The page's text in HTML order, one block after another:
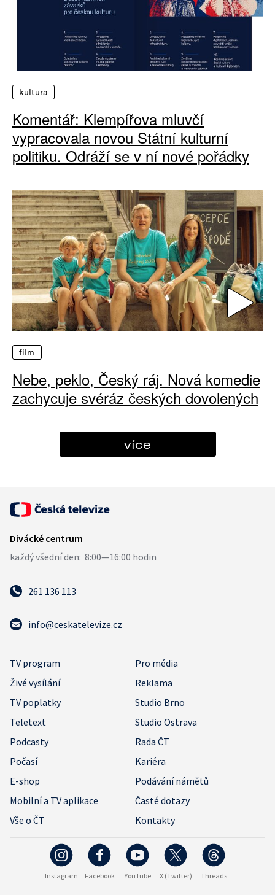
kultura
Komentář: Klempířova mluvčí
vypracovala novou Státní kulturní
politiku. Odráží se v ní nové pořádky
film
Nebe, peklo, Český ráj. Nová komedie
zachycuje svéráz českých dovolených
více
261 136 113
info@ceskatelevize.cz
TV program
Pro média
Živé vysílání
Reklama
TV poplatky
Studio Brno
Teletext
Studio Ostrava
Podcasty
Rada ČT
Počasí
Kariéra
E-shop
Podávání námětů
Mobilní a TV aplikace
Časté dotazy
Vše o ČT
Kontakty
Instagram Facebook YouTube X (Twitter) Threads